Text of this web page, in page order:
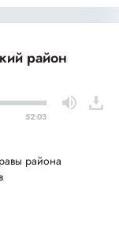
район
52:03
района